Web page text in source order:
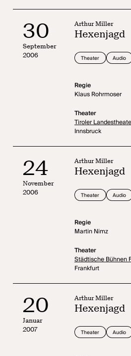
30
September
2006
Arthur Miller
Hexenjagd
Theater Audio
Regie
Klaus Rohrmoser
Theater
Tiroler
Innsbruck
24
November
2006
Arthur Miller
Hexenjagd
Theater Audio
Regie
Martin Nimz
Theater
Städtische Bühnen
Frankfurt
20
Januar
2007
Arthur Miller
Hexenjagd
Theater Audio